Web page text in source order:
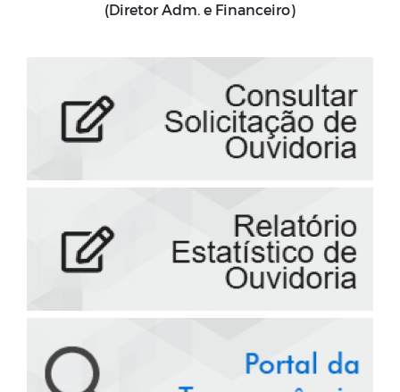
(Diretor Adm. e Financeiro)